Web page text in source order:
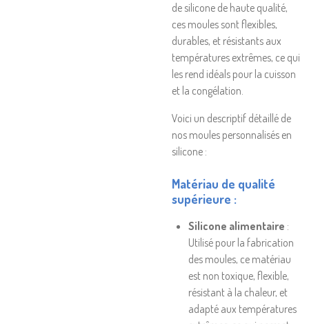
de silicone de haute qualité,
ces moules sont flexibles,
durables, et résistants aux
températures extrêmes, ce qui
les rend idéals pour la cuisson
et la congélation.
Voici un descriptif détaillé de
nos moules personnalisés en
silicone :
Matériau de qualité
supérieure :
Silicone alimentaire :
Utilisé pour la fabrication
des moules, ce matériau
est non toxique, flexible,
résistant à la chaleur, et
adapté aux températures